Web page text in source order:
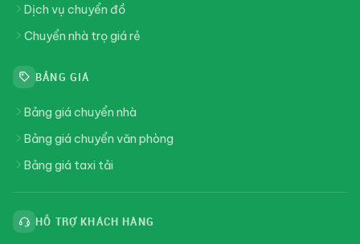
Dịch vụ chuyển đồ
Chuyển nhà trọ giá rẻ
BẢNG GIÁ
Bảng giá chuyển nhà
Bảng giá chuyển văn phòng
Bảng giá taxi tải
HỖ TRỢ KHÁCH HÀNG